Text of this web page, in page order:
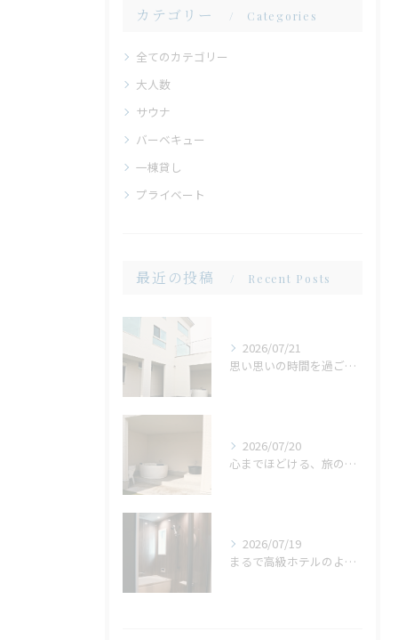
カテゴリー Categories
全てのカテゴリー
大人数
サウナ
バーベキュー
一棟貸し
プライベート
最近の投稿 Recent Posts
2026/07/21
思い思いの時間を過ごせる場所。広い庭だからこそ生まれる、心地よいひととき
2026/07/20
心までほどける、旅の締めくくり。広々ジャグジーで味わう、ゆったりとしたリラックスタイム
2026/07/19
まるで高級ホテルのような非日常。ガラス張りのバスルームで味わう贅沢なひととき